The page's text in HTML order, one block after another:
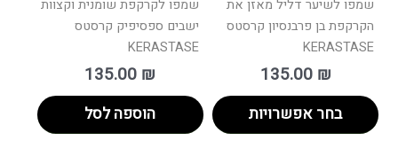
שמפו לשיער דליל מאזן את
הקרקפת בן פרבנסיון קרסטס
KERASTASE
135.00 ₪
בחר אפשרויות
שמפו לקרקפת שומנית וקצוות
ישבים ספסיפיק קרסטס
KERASTASE
135.00 ₪
הוספה לסל